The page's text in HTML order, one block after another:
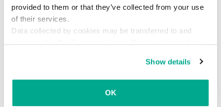
provided to them or that they’ve collected from your use
of their services.
Data collected by cookies may be transferred to and
processed in the European Union. Detailed information
Show details
OK
Threat Intelligence
Threat Management and Detection
小規模オフィス向けセキュリティ